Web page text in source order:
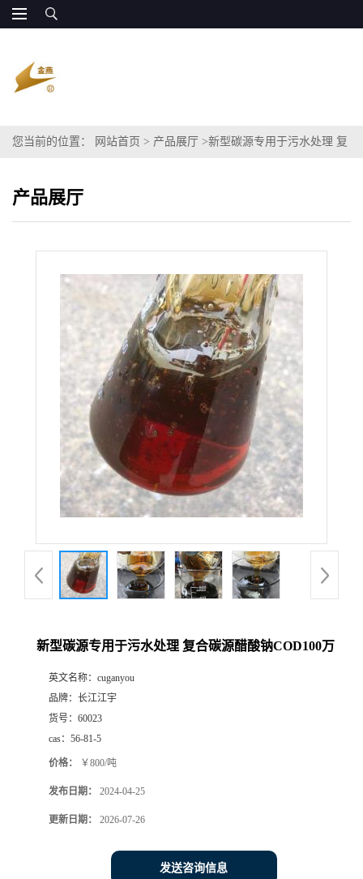
您当前的位置： 网站首页 > 产品展厅 >新型碳源专用于污水处理 复
产品展厅
新型碳源专用于污水处理 复合碳源醋酸钠COD100万
英文名称： cuganyou
品牌： 长江江宇
货号： 60023
cas： 56-81-5
价格： ￥800/吨
发布日期： 2024-04-25
更新日期： 2026-07-26
发送咨询信息